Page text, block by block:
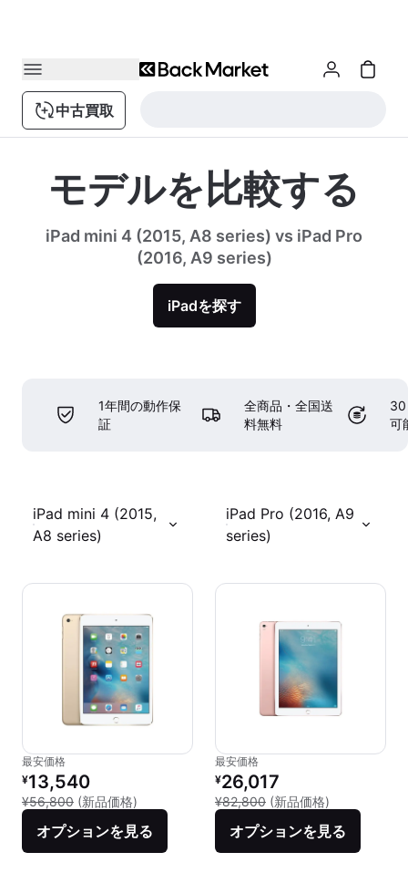
中古買取
モデルを比較する
iPad mini 4 (2015, A8 series) vs iPad Pro
(2016, A9 series)
iPadを探す
1年間の動作保
証
全商品・全国送
料無料
30
可
iPad mini 4 (2015,
A8 series)
iPad Pro (2016, A9
series)
最安価格
リファービッシュ品の価格：
¥13,540
¥56,800 (新品価格) 新品との比較：¥56,800
オプションを見る
最安価格
リファービッシュ品の価格：
¥26,017
¥82,800 (新品価格)
オプションを見る